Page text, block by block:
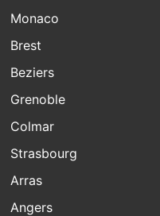
Monaco
Brest
Beziers
Grenoble
Colmar
Strasbourg
Arras
Angers